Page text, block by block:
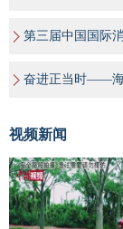
第三届中国国际
奋进正当时——海
视频新闻